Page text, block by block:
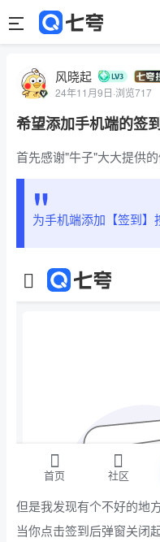
希望添加手机端的签
风晓起
24年11月9日·浏览717
首先感谢"牛子"大大提供
为手机端添加【签到】
但是我发现有个不好的地
当你点击签到后弹窗关闭